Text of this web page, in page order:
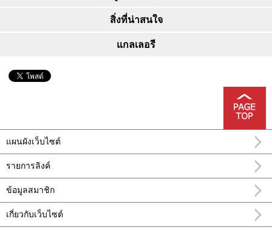
สิ่งที่น่าสนใจ
แกลเลอรี
แผนผังเว็บไซต์
รายการลิงค์
ข้อมูลสมาชิก
เกี่ยวกับเว็บไซต์